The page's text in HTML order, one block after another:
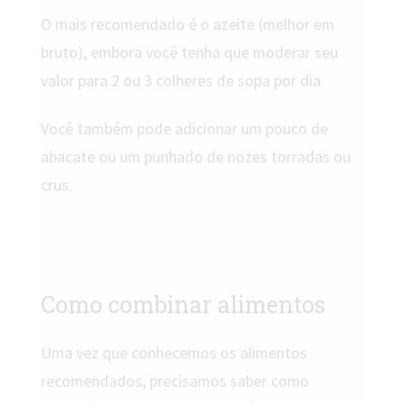
O mais recomendado é o azeite (melhor em
bruto), embora você tenha que moderar seu
valor para 2 ou 3 colheres de sopa por dia.
Você também pode adicionar um pouco de
abacate ou um punhado de nozes torradas ou
crus.
Como combinar alimentos
Uma vez que conhecemos os alimentos
recomendados, precisamos saber como